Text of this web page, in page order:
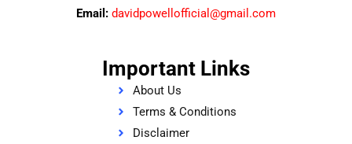
Email: davidpowellofficial@gmail.com
Important Links
About Us
Terms & Conditions
Disclaimer